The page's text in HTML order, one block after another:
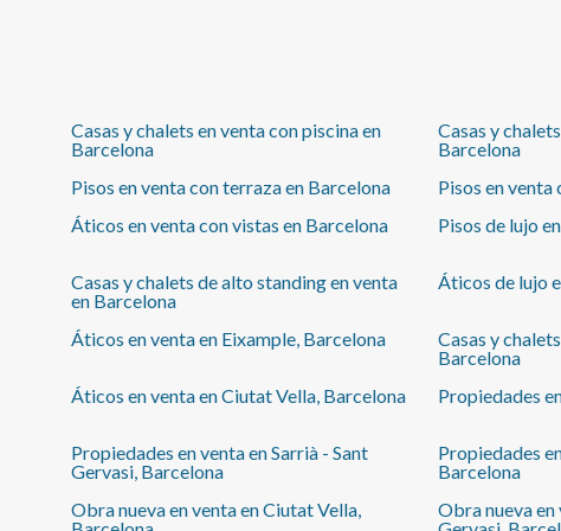
madera y detalles restaurados conviven con una
cocina abierta de líneas limpias y baños de estilo
moderno. Ubicación privilegiada en Eixample Dret.
Barcelona, el Eixample Dret ofrece una vida urbana
Sant Joan y cerca de Passeig de Gràcia, este barrio
combina arquitectura icónica, amplias aceras
boutiques independientes y todos los servicios
necesarios para el día a día. Una zona bien conectada
y muy valorada tanto por residentes locales como
Casas y chalets en venta con piscina en
Barcelona
Casas y
Barcelona
Pisos en venta con terraza en Barcelona Pisos en venta
Áticos en venta con vistas en Barcelona
Pisos de lujo
Casas y chalets de alto standing en venta
en Barcelona
Áticos de lujo
Áticos en venta en Eixample, Barcelona
Casas y
Barcelona
Áticos en venta en Ciutat Vella, Barcelona Propiedades
Propiedades en venta en Sarrià - Sant
Gervasi, Barcelona
Propiedades
Barcelona
Obra nueva en venta en Ciutat Vella,
Obra nueva en